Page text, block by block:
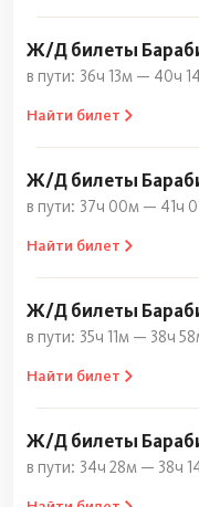
Ж/Д билеты
36ч 13м — 40ч
Найти билет
Ж/Д билеты
37ч 00м — 41ч
Найти билет
Ж/Д билеты
35ч 11м — 38ч
Найти билет
Ж/Д билеты
34ч 28м — 38ч